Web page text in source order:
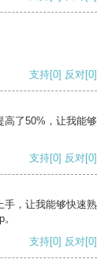
支持[0] 反对[0]
高了50%，让我能够
支持[0] 反对[0]
手，让我能够快速熟
支持[0] 反对[0]